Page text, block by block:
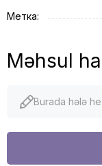
Метка:
Məhsul
Burada hələ